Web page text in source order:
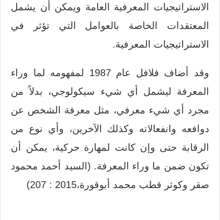
الاستراتيجيات المعرفية العامة ويمكن أن يشمل
المعتقدات الخاصة بالعوامل التي تؤثر في
الاستراتيجيات المعرفية.
وقد أضاف فلافل عام 1987 لمفهومه لما وراء
المعرفة ليشمل أي شيء سيكولوجي، بدلاً من
مجرد أي شيء معرفي، مثل معرفة الشخص عن
دوافعه وانفعالاته وكذلك الآخرين، وأي نوع من
الرقابة حتى وإن كانت لمهارة حركية، يمكن أن
تكون ضمن ما وراء المعرفة. (السيد أحمد محمود
صقر وكوثر قطب محمد أبوقورة،2015 : 207)